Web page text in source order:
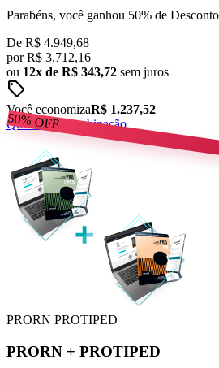
Parabéns, você ganhou 50% de
De R$ 4.949,68
por R$ 3.712,16
ou 12x de R$ 343,72 sem juros
sell
Você economizaR$ 1.237,52
Quero esta combinação
50%OFF
PRORN PROTIPED
PRORN + PROTIPED